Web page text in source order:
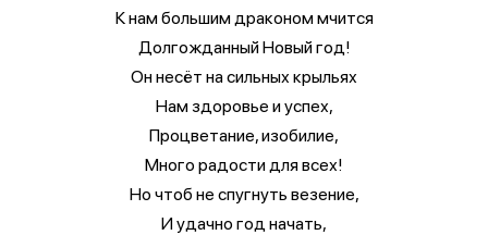
К нам большим драконом мчится
Долгожданный Новый год!
Он несёт на сильных крыльях
Нам здоровье и успех,
Процветание, изобилие,
Много радости для всех!
Но чтоб не спугнуть везение,
И удачно год начать,